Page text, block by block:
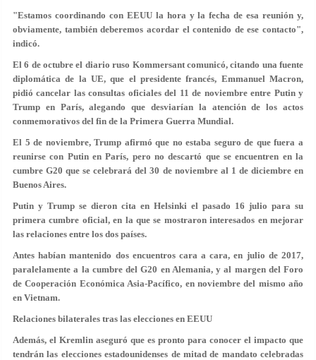
"Estamos coordinando con EEUU la hora y la fecha de esa reunión y,
obviamente, también deberemos acordar el contenido de ese contacto",
indicó.
El 6 de octubre el diario ruso Kommersant comunicó, citando una fuente
diplomática de la UE, que el presidente francés, Emmanuel Macron,
pidió cancelar las consultas oficiales del 11 de noviembre entre Putin y
Trump en París, alegando que desviarían la atención de los actos
conmemorativos del fin de la Primera Guerra Mundial.
El 5 de noviembre, Trump afirmó que no estaba seguro de que fuera a
reunirse con Putin en París, pero no descartó que se encuentren en la
cumbre G20 que se celebrará del 30 de noviembre al 1 de diciembre en
Buenos Aires.
Putin y Trump se dieron cita en Helsinki el pasado 16 julio para su
primera cumbre oficial, en la que se mostraron interesados en mejorar
las relaciones entre los dos países.
Antes habían mantenido dos encuentros cara a cara, en julio de 2017,
paralelamente a la cumbre del G20 en Alemania, y al margen del Foro
de Cooperación Económica Asia-Pacífico, en noviembre del mismo año
en Vietnam.
Relaciones bilaterales tras las elecciones en EEUU
Además, el Kremlin aseguró que es pronto para conocer el impacto que
tendrán las elecciones estadounidenses de mitad de mandato celebradas